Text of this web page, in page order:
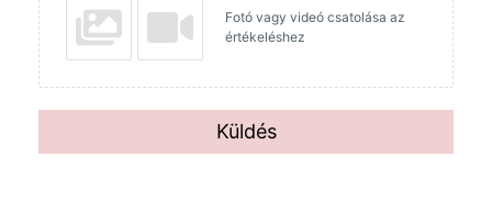
Fotó vagy videó csatolása az
értékeléshez
Küldés